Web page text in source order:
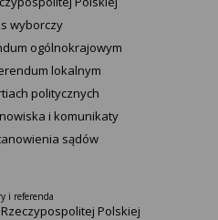
wyborczy
ogólnokrajowym
lokalnym
politycznych
i komunikaty
sądów
i referenda
Polskiej